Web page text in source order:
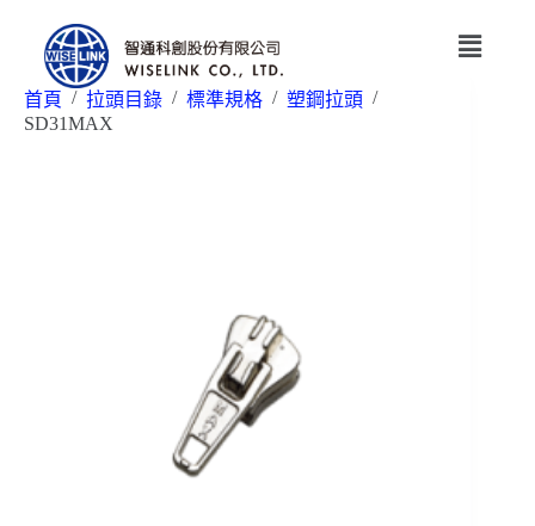
首頁 / 拉頭目錄 / 標準規格 / 塑鋼拉頭 /
SD31MAX